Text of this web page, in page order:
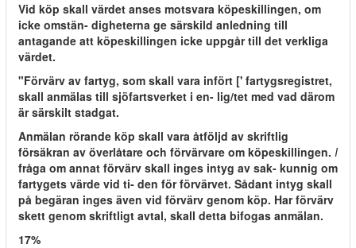
Vid köp skall värdet anses motsvara köpeskillingen, om
icke omstän- digheterna ge särskild anledning till
antagande att köpeskillingen icke uppgår till det verkliga
värdet.
"Förvärv av fartyg, som skall vara infört [' fartygsregistret,
skall anmälas till sjöfartsverket i en- lig/tet med vad därom
är särskilt stadgat.
Anmälan rörande köp skall vara åtföljd av skriftlig
försäkran av överlåtare och förvärvare om köpeskillingen. I
fråga om annat förvärv skall inges intyg av sak- kunnig om
fartygets värde vid ti- den för förvärvet. Sådant intyg skall
på begäran inges även vid förvärv genom köp. Har förvärv
skett genom skriftligt avtal, skall detta bifogas anmälan.
17%